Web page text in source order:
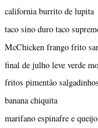
california burrito de lupita
taco sino duro taco
McChicken frango frito
final de julho leve verde
fritos pimentão
banana chiquita
marifano espinafre e